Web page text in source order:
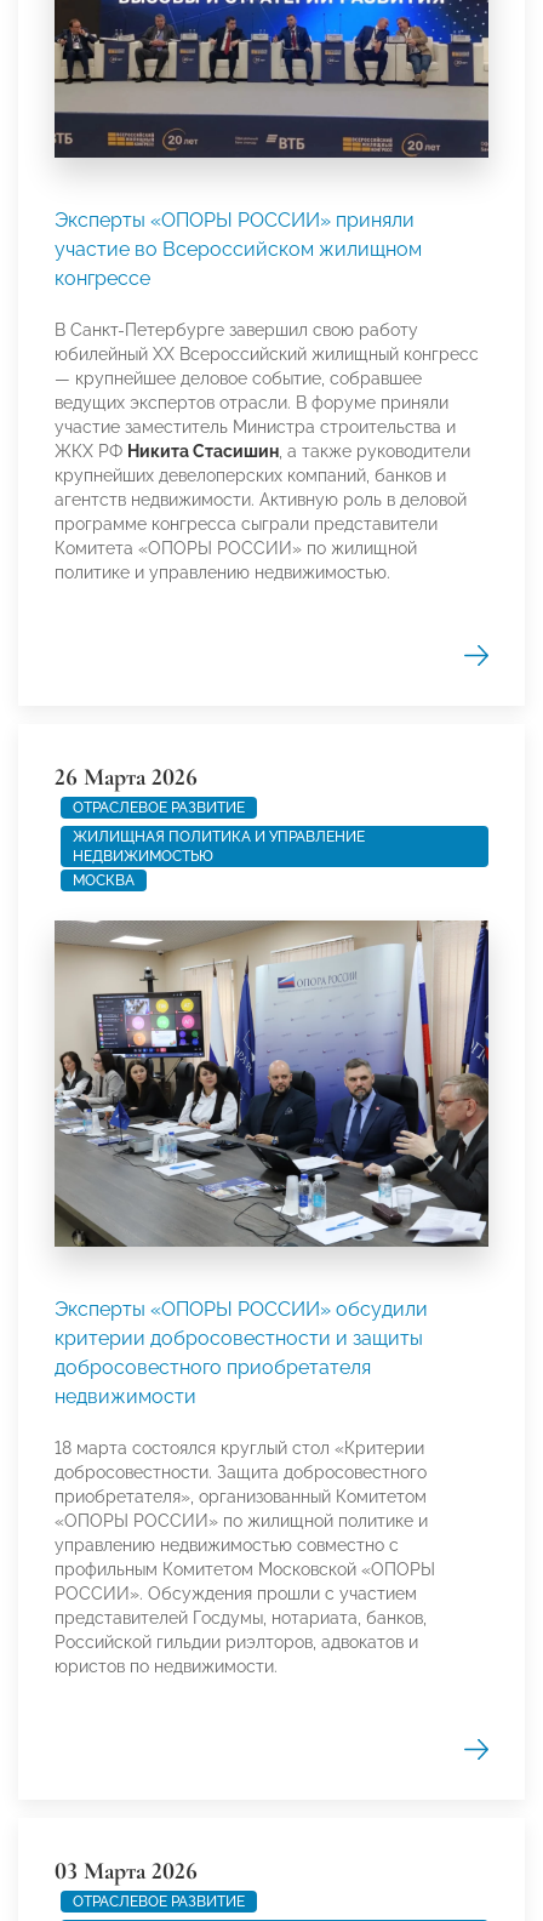
Эксперты «ОПОРЫ РОССИИ» приняли
участие во Всероссийском жилищном
конгрессе
В Санкт-Петербурге завершил свою работу
юбилейный XX Всероссийский жилищный конгресс
— крупнейшее деловое событие, собравшее
ведущих экспертов отрасли. В форуме приняли
участие заместитель Министра строительства и
ЖКХ РФ Никита Стасишин, а также руководители
крупнейших девелоперских компаний, банков и
агентств недвижимости. Активную роль в деловой
программе конгресса сыграли представители
Комитета «ОПОРЫ РОССИИ» по жилищной
политике и управлению недвижимостью.
26 Марта 2026
ОТРАСЛЕВОЕ РАЗВИТИЕ
ЖИЛИЩНАЯ ПОЛИТИКА И УПРАВЛЕНИЕ
НЕДВИЖИМОСТЬЮ
МОСКВА
Эксперты «ОПОРЫ РОССИИ» обсудили
критерии добросовестности и защиты
добросовестного приобретателя
недвижимости
18 марта состоялся круглый стол «Критерии
добросовестности. Защита добросовестного
приобретателя», организованный Комитетом
«ОПОРЫ РОССИИ» по жилищной политике и
управлению недвижимостью совместно с
профильным Комитетом Московской «ОПОРЫ
РОССИИ». Обсуждения прошли с участием
представителей Госдумы, нотариата, банков,
Российской гильдии риэлторов, адвокатов и
юристов по недвижимости.
03 Марта 2026
ОТРАСЛЕВОЕ РАЗВИТИЕ